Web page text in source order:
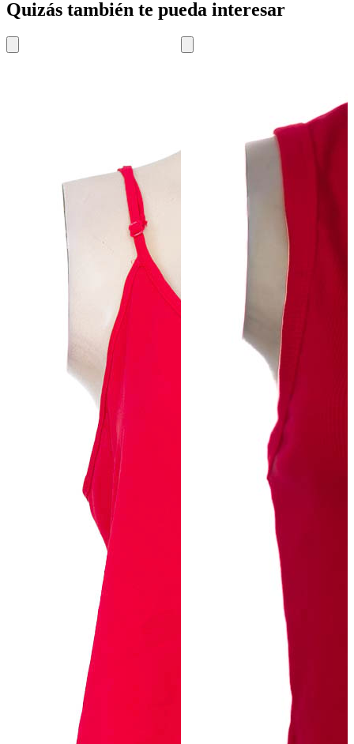
Quizás también te pueda interesar